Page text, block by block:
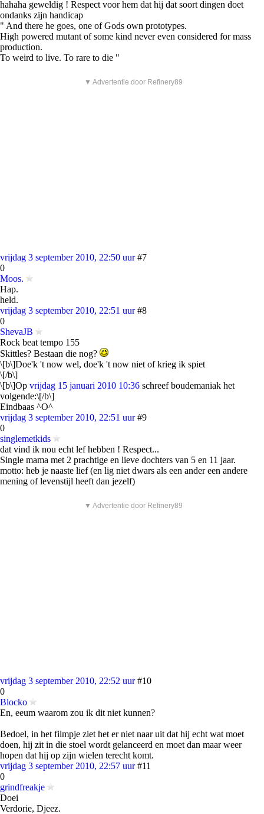
hahaha geweldig ! Respect voor hem dat hij dat soort dingen doet
ondanks zijn handicap
" And there he goes, one of Gods own prototypes.
High powered mutant of some kind never even considered for mass
production.
To weird to live. To rare to die "
▼ Advertentie door Refinery89
vrijdag 3 september 2010, 22:50 uur #7
0
Moos.
Hap.
held.
vrijdag 3 september 2010, 22:51 uur #8
0
ShevaJB
Rock beat tempo 155
Skittles? Bestaan die nog?
\[b\]Doe'k 't now wel, doe'k 't now niet of krieg ik spiet
\[/b\]
\[b\]Op vrijdag 15 januari 2010 10:36 schreef boudemaniak het
volgende:\[/b\]
Eindbaas ^O^
vrijdag 3 september 2010, 22:51 uur #9
0
singlemetkids
dat vind ik nou echt lef hebben ! Respect...
Single mama met 2 prachtige en lieve dochters van 5 en 11 jaar.
motto: heb je naaste lief (en lig niet dwars als een ander een andere
mening of levenstijl heeft dan jezelf)
▼ Advertentie door Refinery89
vrijdag 3 september 2010, 22:52 uur #10
0
Blocko
En, eeum waarom zou ik dit niet kunnen?
Bedoel, in het filmpje ziet het er niet naar uit dat hij echt wat moet
doen, hij zit in die stoel wordt gelanceerd en moet dan maar weer
hopen dat hij op zijn wielen terecht komt.
vrijdag 3 september 2010, 22:57 uur #11
0
grindfreakje
Doei
Verdorie, Djeez.